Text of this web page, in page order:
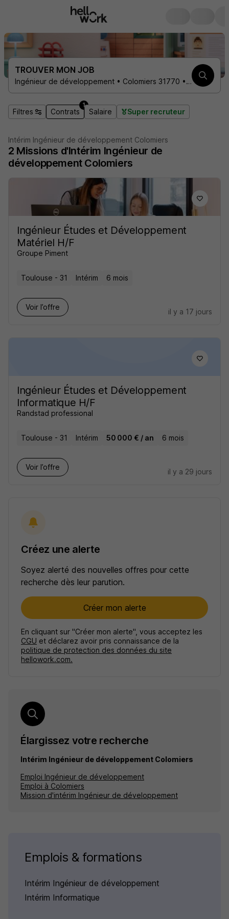
TROUVER MON JOB
Ingénieur de développement • Colomiers 31770 • 1 contrat
Filtres Contrats
1
Salaire Super recruteur
Intérim Ingénieur de développement Colomiers
2 Missions d'Intérim Ingénieur de
développement Colomiers
Ingénieur Études et Développement
Matériel H/F
Groupe Piment
Toulouse - 31 Intérim 6 mois
Voir l’offre
il y a 17 jours
Ingénieur Études et Développement
Informatique H/F
Randstad professional
Toulouse - 31 Intérim 50 000 € / an 6 mois
Voir l’offre
il y a 29 jours
Créez une alerte
Soyez alerté des nouvelles offres pour cette
recherche dès leur parution.
Créer mon alerte
En cliquant sur "Créer mon alerte", vous acceptez les
CGU et déclarez avoir pris connaissance de la
politique de protection des données du site
hellowork.com.
Élargissez votre recherche
Intérim Ingénieur de développement Colomiers
Emploi Ingénieur de développement
Emploi à Colomiers
Mission d'intérim Ingénieur de développement
Emplois & formations
Intérim Ingénieur de développement
Intérim Informatique